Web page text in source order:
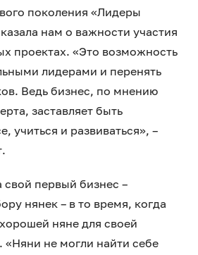
поколения «Лидеры
нам о важности участия
проектах. «Это возможность
лидерами и перенять
Ведь бизнес, по мнению
заставляет быть
учиться и развиваться», –
свой первый бизнес –
нянек – в то время, когда
няне для своей
«Няни не могли найти себе